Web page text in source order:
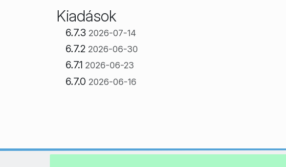
Kiadások
6.7.3 2026-07-14
6.7.2 2026-06-30
6.7.1 2026-06-23
6.7.0 2026-06-16